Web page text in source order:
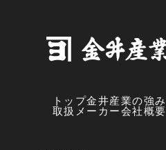
トップ金井産業の強み
取扱メーカー会社概要